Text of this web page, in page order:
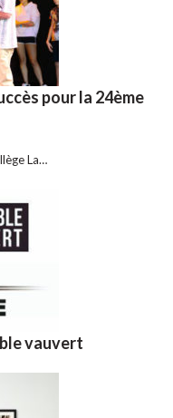
pour la 24ème
La…
vauvert